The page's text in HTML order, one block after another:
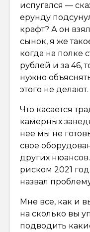
испугался —
ерунду
крафт? А он
сынок, я же
когда на полке
рублей и за 46,
нужно
этого не делают.
Что касается
камерных
нее мы не
свое
других
риском 2021
назвал
Мне все, как и
на сколько вы
подводить